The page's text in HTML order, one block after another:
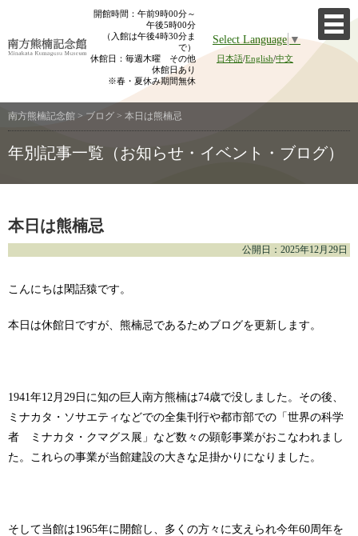
content
開館時間：午前9時00分～
午後5時00分
（入館は午後4時30分ま
で）
休館日：毎週木曜 その他
休館日あり
※春・夏休み期間無休
Select Language▼
日本語/English/中文
南方熊楠記念館 > ブログ > 本日は熊楠忌
年別記事一覧（お知らせ・イベント・ブログ）
本日は熊楠忌
公開日：2025年12月29日
こんにちは閑話猿です。
本日は休館日ですが、熊楠忌であるためブログを更新します。
1941年12月29日に知の巨人南方熊楠は74歳で没しました。その後、
ミナカタ・ソサエティなどでの全集刊行や都市部での「世界の科学
者 ミナカタ・クマグス展」など数々の顕彰事業がおこなわれまし
た。これらの事業が当館建設の大きな足掛かりになりました。
そして当館は1965年に開館し、多くの方々に支えられ今年60周年を